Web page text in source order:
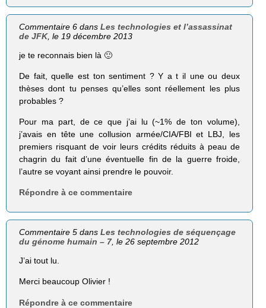
Commentaire 6 dansLes technologies et l’assassinat
de JFK, le 19 décembre 2013
je te reconnais bien là 🙂
De fait, quelle est ton sentiment ? Y a t il une ou deux
thèses dont tu penses qu’elles sont réellement les plus
probables ?
Pour ma part, de ce que j’ai lu (~1% de ton volume),
j’avais en tête une collusion armée/CIA/FBI et LBJ, les
premiers risquant de voir leurs crédits réduits à peau de
chagrin du fait d’une éventuelle fin de la guerre froide,
l’autre se voyant ainsi prendre le pouvoir.
Répondre à ce commentaire
Commentaire 5 dansLes technologies de séquençage
du génome humain – 7, le 26 septembre 2012
J’ai tout lu.
Merci beaucoup Olivier !
Répondre à ce commentaire